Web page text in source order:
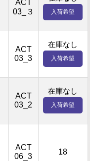
ACT
03_３
入荷希望
ACT
03_3
在庫なし
入荷希望
ACT
03_2
在庫なし
入荷希望
ACT
06_3
18